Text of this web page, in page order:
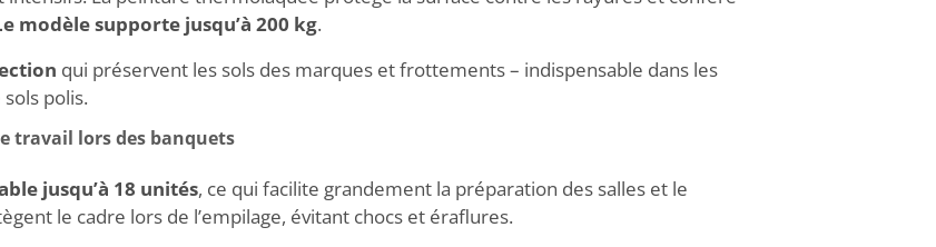
modèle supporte jusqu’à 200 kg.
qui préservent les sols des marques et frottements – indispensable dans les
polis.
travail lors des banquets
jusqu’à 18 unités, ce qui facilite grandement la préparation des salles et le
le cadre lors de l’empilage, évitant chocs et éraflures.